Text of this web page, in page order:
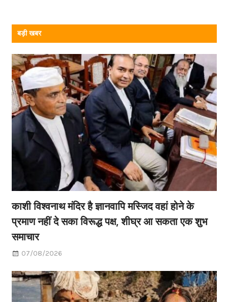
बड़ी खबर
काशी विश्वनाथ मंदिर है ज्ञानवापि मस्जिद वहां होने के
प्रमाण नहीं दे सका विरूद्ध पक्ष, शीघ्र आ सकता एक शुभ
समाचार
07/08/2026